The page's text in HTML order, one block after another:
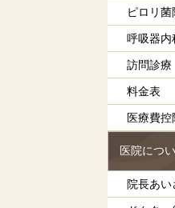
ピロリ菌
呼吸器内
訪問診療
料金表
医療費控
医院につ
院長あ